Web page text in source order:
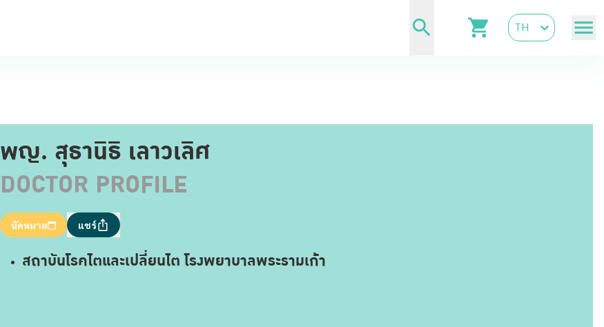
TH
พญ. สุธานิธิ เลาวเลิศ
DOCTOR PROFILE
นัดหมาย แชร์
สถาบันโรคไตและเปลี่ยนไต โรงพยาบาลพระรามเก้า